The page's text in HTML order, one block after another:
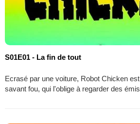
S01E01 - La fin de tout
Ecrasé par une voiture, Robot Chicken
savant fou, qui l'oblige à regarder des